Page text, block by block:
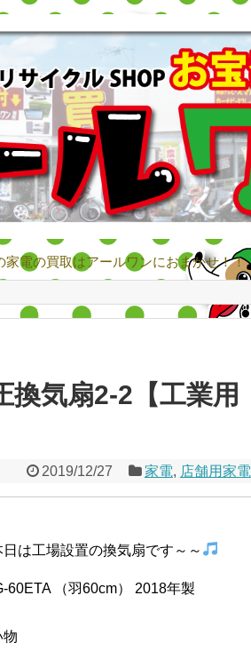
家電の買取はアールワンにおまかせ！！
換気扇2-2【工業用
2019/12/27 家電, 店舗用家電
は工場設置の換気扇です～～
60ETA （羽60cm） 2018年製